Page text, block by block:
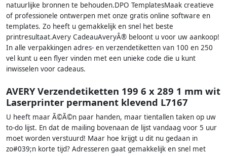
natuurlijke bronnen te behouden.DPO TemplatesMaak creatieve
of professionele ontwerpen met onze gratis online software en
templates. Zo heeft u gemakkelijk en snel het beste
printresultaat.Avery CadeauAveryÂ® beloont u voor uw aankoop!
In alle verpakkingen adres- en verzendetiketten van 100 en 250
vel kunt u een flyer vinden met een unieke code die u kunt
inwisselen voor cadeaus.
AVERY Verzendetiketten 199 6 x 289 1 mm wit
Laserprinter permanent klevend L7167
U heeft maar Ã©Ã©n paar handen, maar tientallen taken op uw
to-do lijst. En dat de mailing bovenaan de lijst vandaag voor 5 uur
moet worden verstuurd! Maar hoe krijgt u dit nu gedaan in
zo#039;n korte tijd? Adresseren gaat gemakkelijk en snel met